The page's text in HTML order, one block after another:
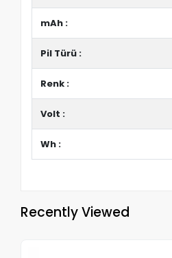
mAh :
Pil Türü :
Renk :
Volt :
Wh :
Recently Viewed